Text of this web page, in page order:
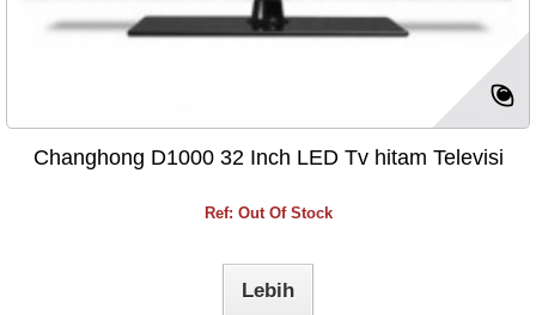
Changhong D1000 32 Inch LED Tv hitam Televisi
Ref: Out Of Stock
Lebih